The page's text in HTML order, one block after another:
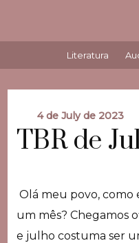
Literatura
4 de July de 2023
TBR de
Olá meu povo, como
um mês? Chegamos
e julho costuma ser